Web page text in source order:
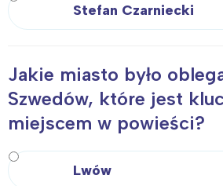
Stefan Czarniecki
Jakie miasto było
Szwedów, które jest
miejscem w powieści?
Lwów